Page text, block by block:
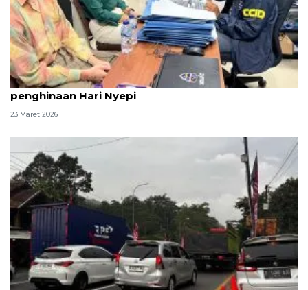
Polda Bali tetapkan WNA Swiss tersangka dugaan
penghinaan Hari Nyepi
23 Maret 2026